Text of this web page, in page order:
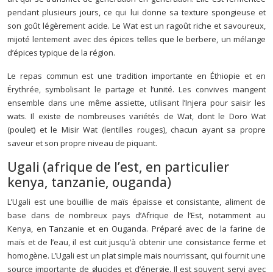
pendant plusieurs jours, ce qui lui donne sa texture spongieuse et
son goût légèrement acide. Le Wat est un ragoût riche et savoureux,
mijoté lentement avec des épices telles que le berbere, un mélange
d’épices typique de la région.
Le repas commun est une tradition importante en Éthiopie et en
Érythrée, symbolisant le partage et l’unité. Les convives mangent
ensemble dans une même assiette, utilisant l’Injera pour saisir les
wats. Il existe de nombreuses variétés de Wat, dont le Doro Wat
(poulet) et le Misir Wat (lentilles rouges), chacun ayant sa propre
saveur et son propre niveau de piquant.
Ugali (afrique de l’est, en particulier
kenya, tanzanie, ouganda)
L’Ugali est une bouillie de maïs épaisse et consistante, aliment de
base dans de nombreux pays d’Afrique de l’Est, notamment au
Kenya, en Tanzanie et en Ouganda. Préparé avec de la farine de
maïs et de l’eau, il est cuit jusqu’à obtenir une consistance ferme et
homogène. L’Ugali est un plat simple mais nourrissant, qui fournit une
source importante de glucides et d’énergie. Il est souvent servi avec